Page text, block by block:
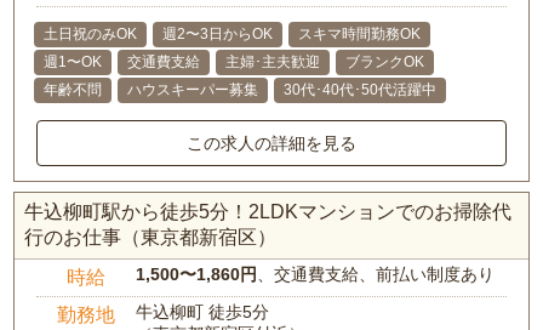
土日祝のみOK 週2〜3日からOK
スキマ時間勤務OK
週1〜OK
交通費支給 主婦･主夫歓迎
ブランクOK
年齢不問
ハウスキーパー募集 30代･40代･50代活躍中
この求人の詳細を見る
牛込柳町駅から徒歩5分！2LDKマンションでのお掃除代
行のお仕事（東京都新宿区）
時給 1,500〜1,860円、交通費支給、前払い制度あり
勤務地
牛込柳町 徒歩5分